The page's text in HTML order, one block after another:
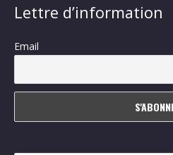
Lettre d’information
Email